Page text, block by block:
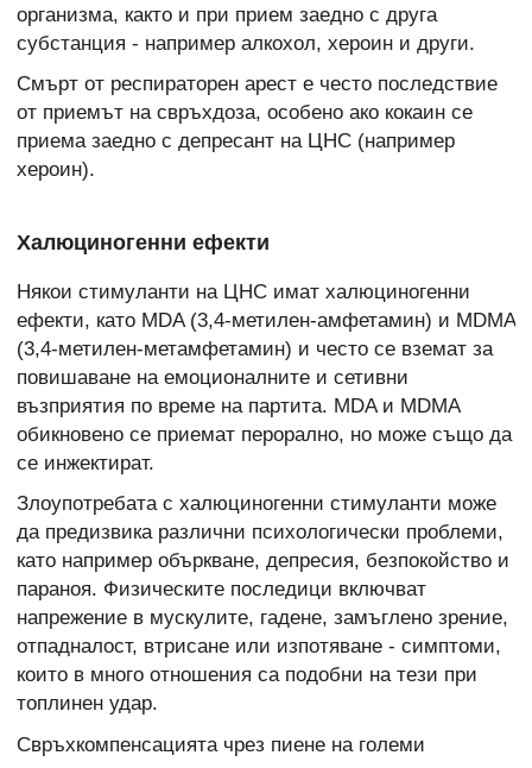
организма, както и при прием заедно с друга
субстанция - например алкохол, хероин и други.
Смърт от респираторен арест е често последствие
от приемът на свръхдоза, особено ако кокаин се
приема заедно с депресант на ЦНС (например
хероин).
Халюциногенни ефекти
Някои стимуланти на ЦНС имат халюциногенни
ефекти, като MDA (3,4-метилен-амфетамин) и MDMA
(3,4-метилен-метамфетамин) и често се вземат за
повишаване на емоционалните и сетивни
възприятия по време на партита. MDA и MDMA
обикновено се приемат перорално, но може също да
се инжектират.
Злоупотребата с халюциногенни стимуланти може
да предизвика различни психологически проблеми,
като например объркване, депресия, безпокойство и
параноя. Физическите последици включват
напрежение в мускулите, гадене, замъглено зрение,
отпадналост, втрисане или изпотяване - симптоми,
които в много отношения са подобни на тези при
топлинен удар.
Свръхкомпенсацията чрез пиене на големи